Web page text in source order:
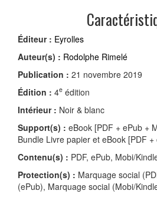
Éditeur : Eyrolles
Auteur(s) : Rodolphe Rimelé
Publication : 21 novembre 2019
Édition : 4e édition
Intérieur : Noir & blanc
Support(s) : eBook [PDF + ePub +
Bundle Livre papier et eBook [PDF +
Contenu(s) : PDF, ePub, Mobi/
Protection(s) : Marquage social
(ePub), Marquage social (Mobi/